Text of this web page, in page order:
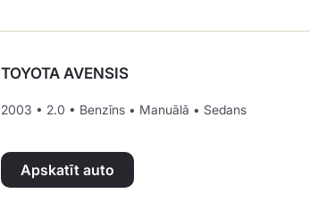
TOYOTA AVENSIS
2003 • 2.0 • Benzīns • Manuālā • Sedans
Apskatīt auto